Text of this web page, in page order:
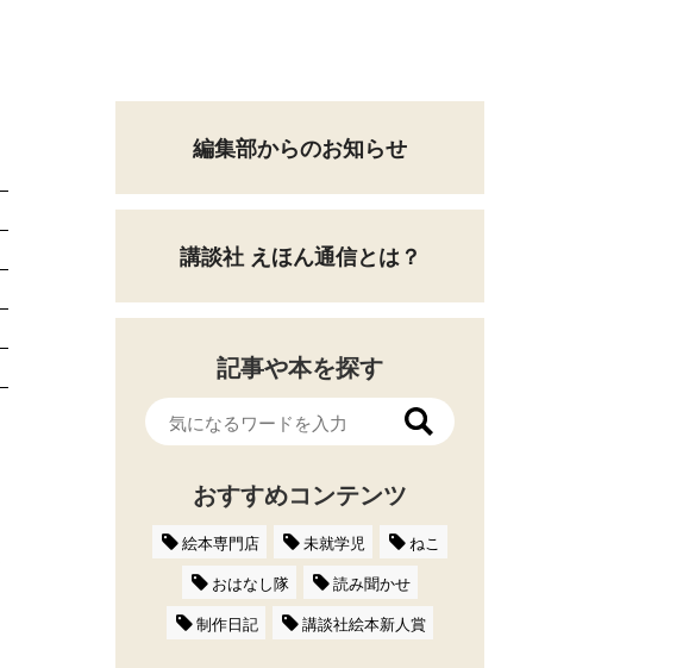
編集部からのお知らせ
講談社 えほん通信とは？
記事や本を探す
おすすめコンテンツ
絵本専門店 未就学児
ねこ
おはなし隊
読み聞かせ
制作日記
講談社絵本新人賞